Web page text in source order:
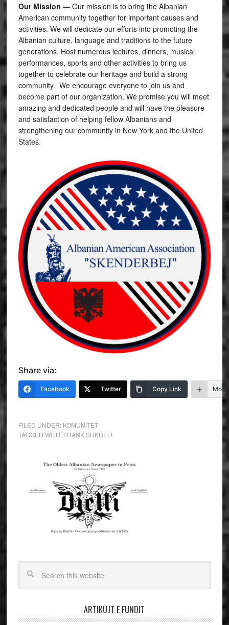
Our Mission — Our mission is to bring the Albanian
American community together for important causes and
activities. We will dedicate our efforts into promoting the
Albanian culture, language and traditions to the future
generations. Host numerous lectures, dinners, musical
performances, sports and other activities to bring us
together to celebrate our heritage and build a strong
community. We encourage everyone to join us and
become part of our organization. We promise you will meet
amazing and dedicated people and will have the pleasure
and satisfaction of helping fellow Albanians and
strengthening our community in New York and the United
States.
Share via:
Facebook Twitter Copy Link More
FILED UNDER: KOMUNITET
TAGGED WITH: FRANK SHKRELI
ARTIKUJT E FUNDIT